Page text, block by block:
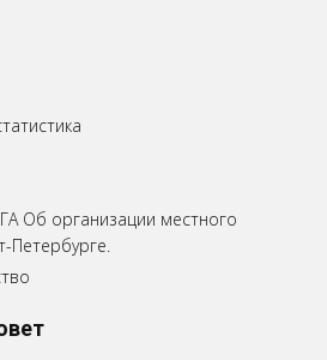
Об организации местного
Петербурге.